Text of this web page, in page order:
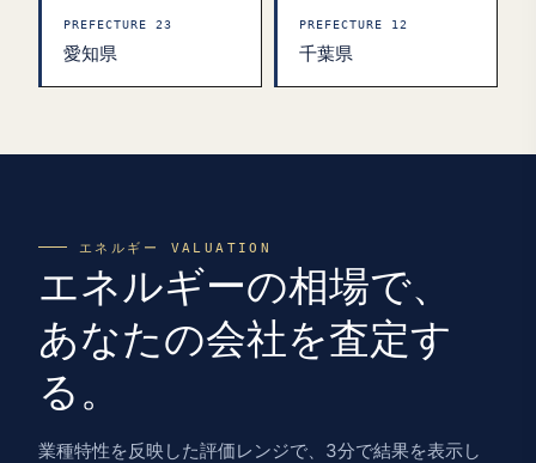
PREFECTURE 23
愛知県
PREFECTURE 12
千葉県
エネルギー VALUATION
エネルギーの相場で、
あなたの会社を査定す
る。
業種特性を反映した評価レンジで、3分で結果を表示し